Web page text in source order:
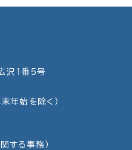
沢1番5号
年始を除く）
する事務）